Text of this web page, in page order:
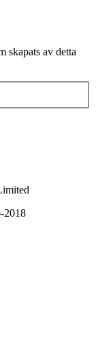
skapats av detta
2018